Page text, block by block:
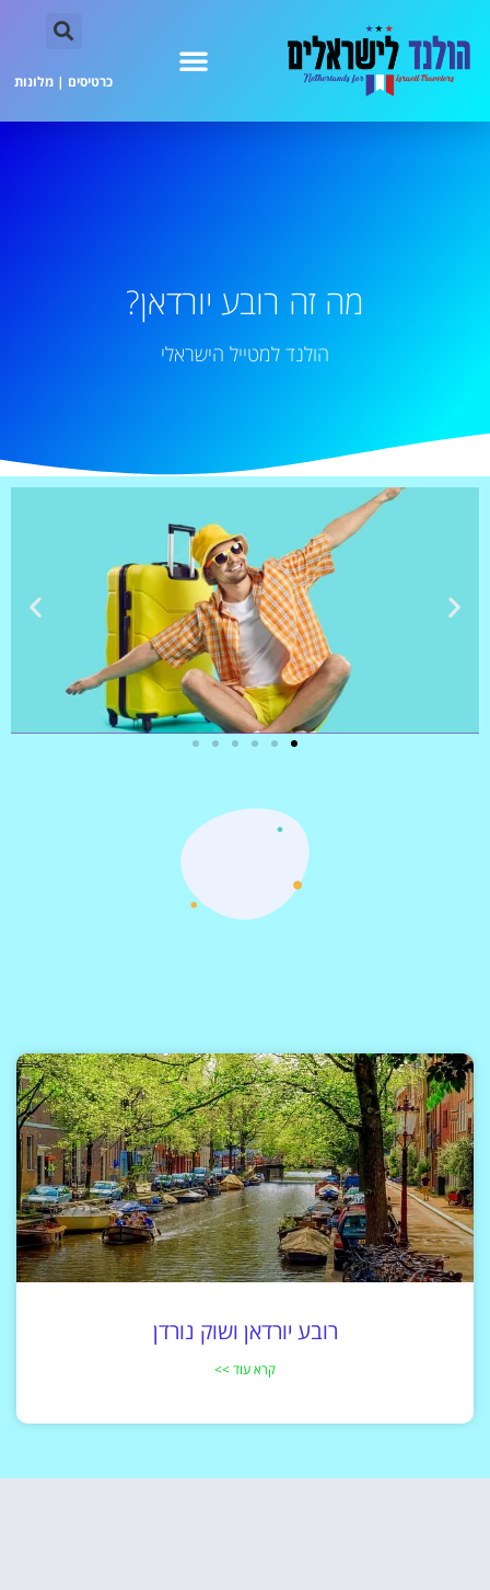
כרטיסים | מלונות
מה זה רובע יורדאן?
הולנד למטייל הישראלי
רובע יורדאן ושוק נורדן
קרא עוד >>